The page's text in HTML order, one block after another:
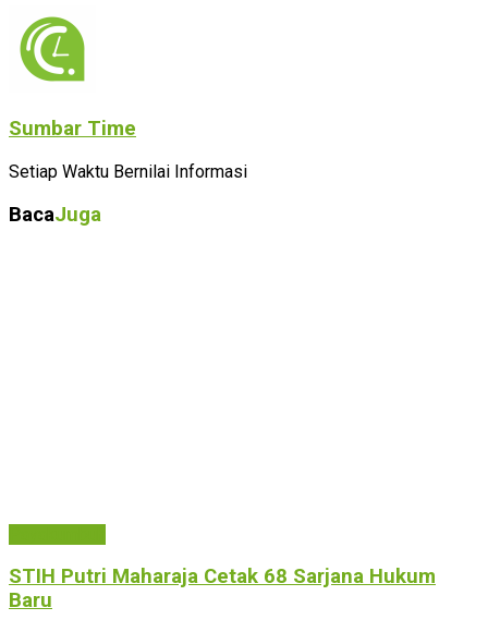
Sumbar Time
Setiap Waktu Bernilai Informasi
BacaJuga
STIH Putri Maharaja Cetak 68 Sarjana Hukum
Baru